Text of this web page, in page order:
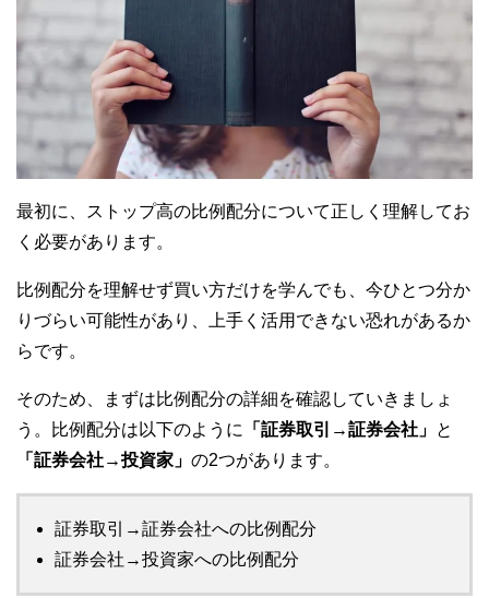
最初に、ストップ高の比例配分について正しく理解してお
く必要があります。
比例配分を理解せず買い方だけを学んでも、今ひとつ分か
りづらい可能性があり、上手く活用できない恐れがあるか
らです。
そのため、まずは比例配分の詳細を確認していきましょ
う。比例配分は以下のように
「証券取引→証券会社」 と
「証券会社→投資家」 の2つがあります。
証券取引→証券会社への比例配分
証券会社→投資家への比例配分